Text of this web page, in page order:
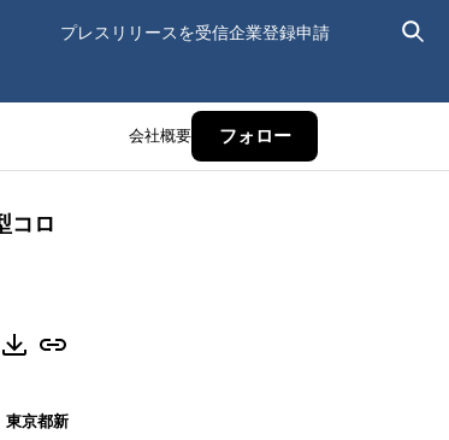
プレスリリースを受信企業登録申請
会社概要 フォロー
コロ
東京都新